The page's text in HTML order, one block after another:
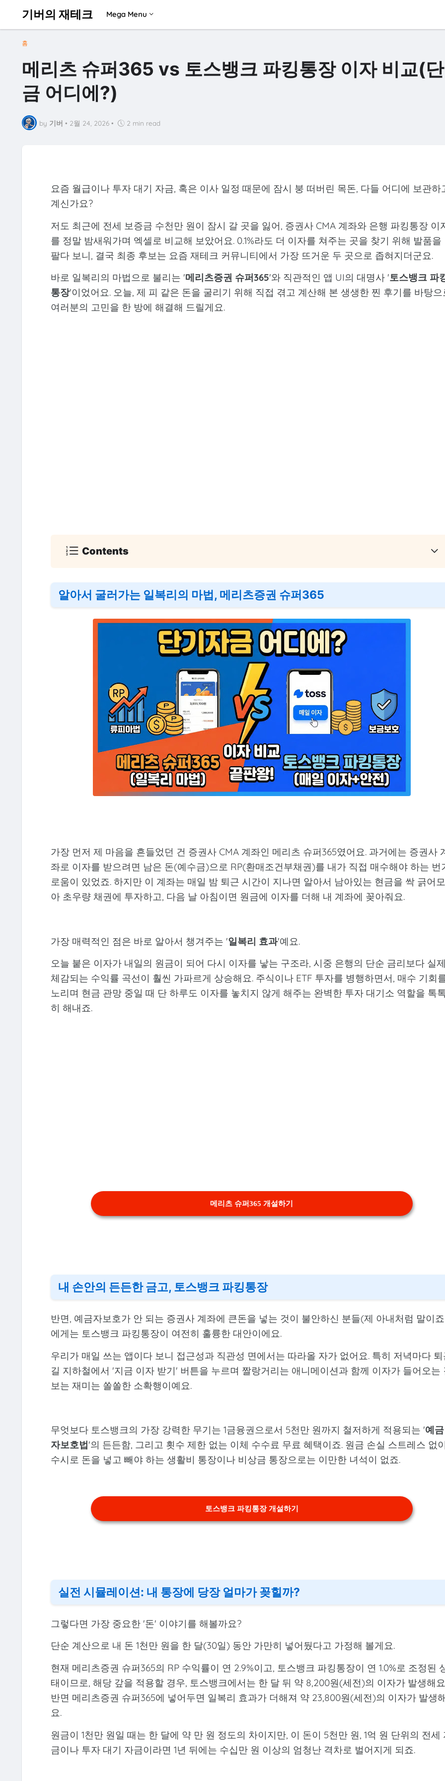
기버의 재테크 Mega Menu
홈
메리츠 슈퍼365 vs 토스뱅크 파킹통장 이자 비교(
금 어디에?)
by 기버 • 2월 24, 2026 • 2 min read
요즘 월급이나 투자 대기 자금, 혹은 이사 일정 때문에 잠시 붕 떠버린 목돈, 다들 어디에 보관하
계신가요?
저도 최근에 전세 보증금 수천만 원이 잠시 갈 곳을 잃어, 증권사 CMA 계좌와 은행 파킹통장 이
를 정말 밤새워가며 엑셀로 비교해 보았어요. 0.1%라도 더 이자를 쳐주는 곳을 찾기 위해 발품을
팔다 보니, 결국 최종 후보는 요즘 재테크 커뮤니티에서 가장 뜨거운 두 곳으로 좁혀지더군요.
바로 일복리의 마법으로 불리는 '메리츠증권 슈퍼365'와 직관적인 앱 UI의 대명사 '토스뱅크 파
통장'이었어요. 오늘, 제 피 같은 돈을 굴리기 위해 직접 겪고 계산해 본 생생한 찐 후기를 바탕으
여러분의 고민을 한 방에 해결해 드릴게요.
Contents
알아서 굴러가는 일복리의 마법, 메리츠증권 슈퍼365
가장 먼저 제 마음을 흔들었던 건 증권사 CMA 계좌인 메리츠 슈퍼365였어요. 과거에는 증권사
좌로 이자를 받으려면 남은 돈(예수금)으로 RP(환매조건부채권)를 내가 직접 매수해야 하는 번
로움이 있었죠. 하지만 이 계좌는 매일 밤 퇴근 시간이 지나면 알아서 남아있는 현금을 싹 긁어모
아 초우량 채권에 투자하고, 다음 날 아침이면 원금에 이자를 더해 내 계좌에 꽂아줘요.
가장 매력적인 점은 바로 알아서 챙겨주는 '일복리 효과'예요.
오늘 붙은 이자가 내일의 원금이 되어 다시 이자를 낳는 구조라, 시중 은행의 단순 금리보다 실
체감되는 수익률 곡선이 훨씬 가파르게 상승해요. 주식이나 ETF 투자를 병행하면서, 매수 기회
노리며 현금 관망 중일 때 단 하루도 이자를 놓치지 않게 해주는 완벽한 투자 대기소 역할을 톡
히 해내죠.
메리츠 슈퍼365 개설하기
내 손안의 든든한 금고, 토스뱅크 파킹통장
반면, 예금자보호가 안 되는 증권사 계좌에 큰돈을 넣는 것이 불안하신 분들(제 아내처럼 말이
에게는 토스뱅크 파킹통장이 여전히 훌륭한 대안이에요.
우리가 매일 쓰는 앱이다 보니 접근성과 직관성 면에서는 따라올 자가 없어요. 특히 저녁마다
길 지하철에서 '지금 이자 받기' 버튼을 누르며 짤랑거리는 애니메이션과 함께 이자가 들어오는
보는 재미는 쏠쏠한 소확행이예요.
무엇보다 토스뱅크의 가장 강력한 무기는 1금융권으로서 5천만 원까지 철저하게 적용되는 '예금
자보호법'의 든든함, 그리고 횟수 제한 없는 이체 수수료 무료 혜택이죠. 원금 손실 스트레스 없
수시로 돈을 넣고 빼야 하는 생활비 통장이나 비상금 통장으로는 이만한 녀석이 없죠.
토스뱅크 파킹통장 개설하기
실전 시뮬레이션: 내 통장에 당장 얼마가 꽂힐까?
그렇다면 가장 중요한 '돈' 이야기를 해볼까요?
단순 계산으로 내 돈 1천만 원을 한 달(30일) 동안 가만히 넣어뒀다고 가정해 볼게요.
현재 메리츠증권 슈퍼365의 RP 수익률이 연 2.9%이고, 토스뱅크 파킹통장이 연 1.0%로 조정된
태이므로, 해당 갚을 적용할 경우, 토스뱅크에서는 한 달 뒤 약 8,200원(세전)의 이자가 발생해
반면 메리츠증권 슈퍼365에 넣어두면 일복리 효과가 더해져 약 23,800원(세전)의 이자가 발생
요.
원금이 1천만 원일 때는 한 달에 약 만 원 정도의 차이지만, 이 돈이 5천만 원, 1억 원 단위의 전세
금이나 투자 대기 자금이라면 1년 뒤에는 수십만 원 이상의 엄청난 격차로 벌어지게 되죠.